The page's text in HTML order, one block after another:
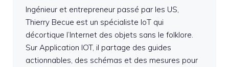
Ingénieur et entrepreneur passé par les US,
Thierry Becue est un spécialiste IoT qui
décortique l’Internet des objets sans le folklore.
Sur Application IOT, il partage des guides
actionnables, des schémas et des mesures pour